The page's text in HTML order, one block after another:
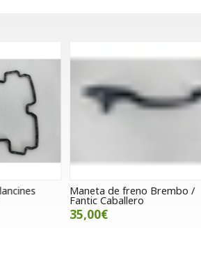
Maneta de freno Brembo /
Fantic Caballero
35,00€